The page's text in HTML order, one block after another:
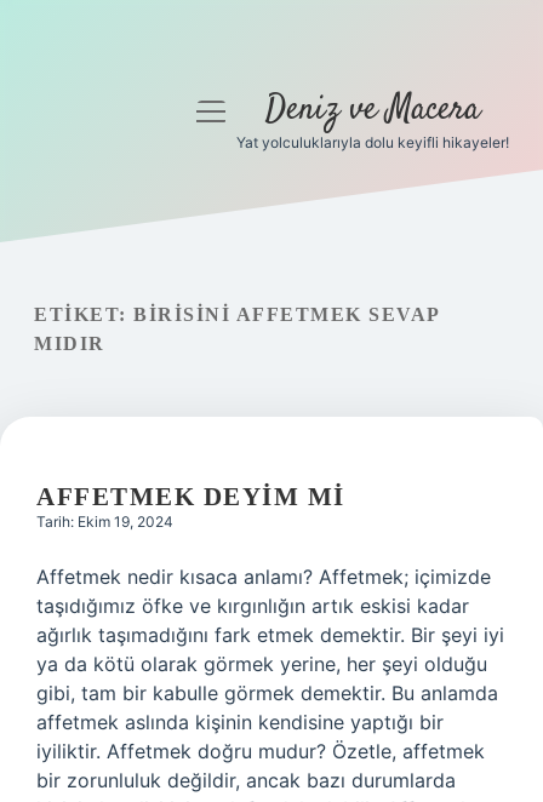
Gizlilik Politikası
Hakkımızda
menüyüDeniz ve Macera
Yat yolculuklarıyla dolu keyifli hikayeler!
ETIKET: BIRISINI AFFETMEK SEVAP
MIDIR
AFFETMEK DEYIM MI
Tarih: Ekim 19, 2024
Affetmek nedir kısaca anlamı? Affetmek; içimizde
taşıdığımız öfke ve kırgınlığın artık eskisi kadar
ağırlık taşımadığını fark etmek demektir. Bir şeyi iyi
ya da kötü olarak görmek yerine, her şeyi olduğu
gibi, tam bir kabulle görmek demektir. Bu anlamda
affetmek aslında kişinin kendisine yaptığı bir
iyiliktir. Affetmek doğru mudur? Özetle, affetmek
bir zorunluluk değildir, ancak bazı durumlarda